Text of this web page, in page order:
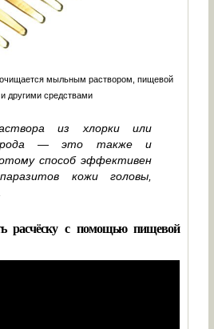
мыльным раствором, пищевой
другими средствами
из хлорки или
— это также и
способ эффективен
кожи головы,
расчёску с помощью пищевой